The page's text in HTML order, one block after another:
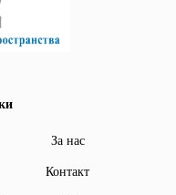
За нас
Контакт